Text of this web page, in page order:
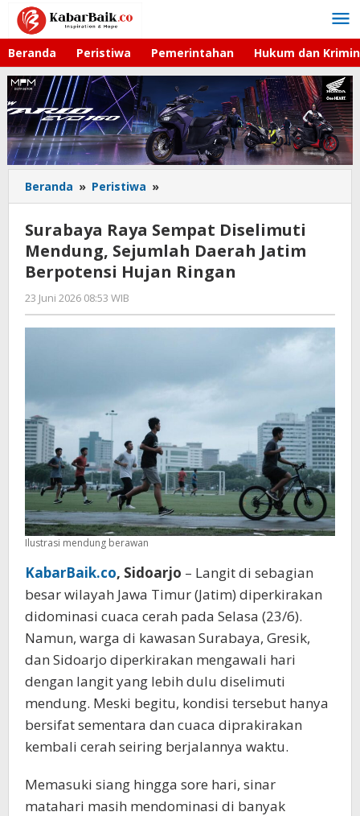
Lewati
konten
Beranda Peristiwa Pemerintahan Hukum dan
Beranda » Peristiwa »
Raya
Diselimuti
Mendung,
Sejumlah
Surabaya Raya Sempat Diselimuti
Mendung, Sejumlah Daerah Jatim
Berpotensi Hujan Ringan
23 Juni 2026 08:53 WIB
Andika
DP
Ilustrasi mendung berawan
KabarBaik.co, Sidoarjo – Langit di sebagian
besar wilayah Jawa Timur (Jatim) diperkirakan
didominasi cuaca cerah pada Selasa (23/6).
Namun, warga di kawasan Surabaya, Gresik,
dan Sidoarjo diperkirakan mengawali hari
dengan langit yang lebih dulu diselimuti
mendung. Meski begitu, kondisi tersebut hanya
bersifat sementara dan cuaca diprakirakan
kembali cerah seiring berjalannya waktu.
Memasuki siang hingga sore hari, sinar
matahari masih mendominasi di banyak